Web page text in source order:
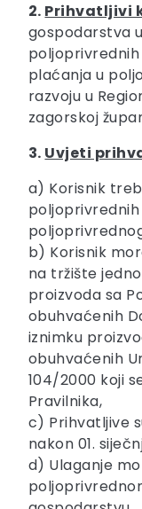
2. Prihvatljivi
gospodarstva
plaćanja u
razvoju u
zagorskoj
3. Uvjeti
a) Korisnik
b) Korisnik
na tržište
proizvoda sa
obuhvaćenih
iznimku
obuhvaćenih
104/2000 koji
Pravilnika,
c) Prihvatljive
nakon 01.
d) Ulaganje